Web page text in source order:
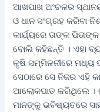
ଆଖପାଖ ଅଂଚଳର ସ୍ଥାନୟ
ଓ ଧାନ ସଂଗ୍ରହ କରିବା
କାର୍ଯ୍ୟରେ ତାଙ୍କ
ବୋଲି କହିଛନ୍ତି । ଏହା
କୃଷି ସମ୍ମିଳନୀରେ ମଧ୍ୟ
ସେଠାରେ ସେ ନିଜର ଏହି
ଆଲୋକପାତ କରିଥିଲେ ।
ମାନଙ୍କୁ ଭବିଷ୍ୟତରେ